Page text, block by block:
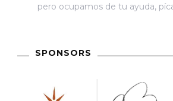
pero ocupamos de tu ayuda,
SPONSORS